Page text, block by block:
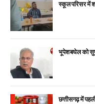
स्कूल परिसर में
भूपेश बघेल को
छत्तीसगढ़ में